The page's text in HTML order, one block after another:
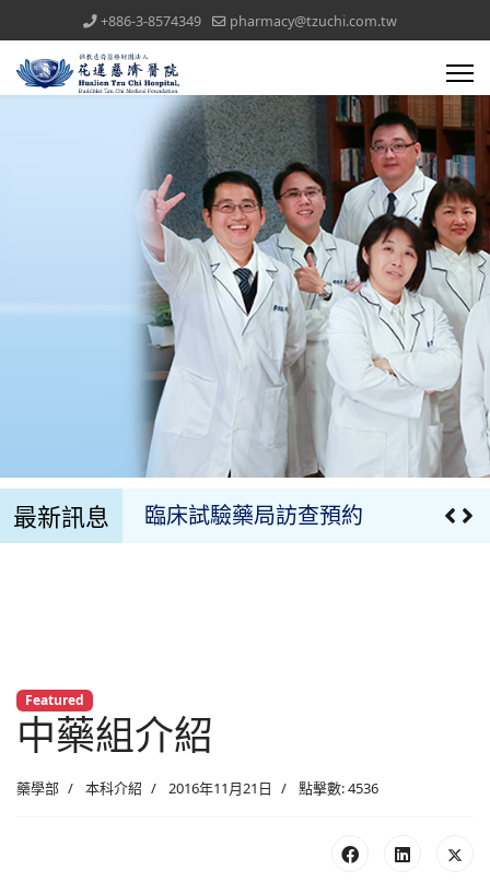
+886-3-8574349 pharmacy@tzuchi.com.tw
最新訊息
醫療團隊(all)文章對應模組
藥委會公告
臨床試驗藥局訪查預約
最新公告
疫苗專區
Featured
中藥組介紹
藥學部 本科介紹 2016年11月21日 點擊數: 4536